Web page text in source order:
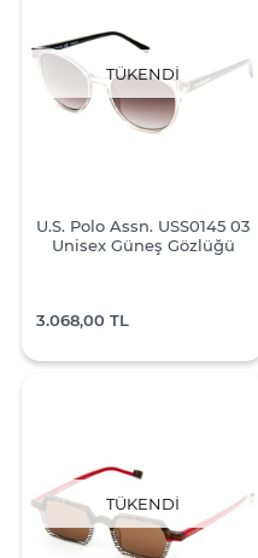
TÜKENDI
U.S. Polo Assn. USS0145 03
Unisex Güneş Gözlüğü
3.068,00 TL
TÜKENDI